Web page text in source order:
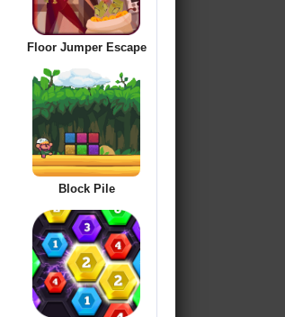
Floor Jumper Escape
Block Pile